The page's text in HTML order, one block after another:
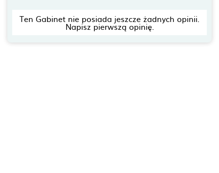
Ten Gabinet nie posiada jeszcze żadnych opinii.
Napisz pierwszą opinię.